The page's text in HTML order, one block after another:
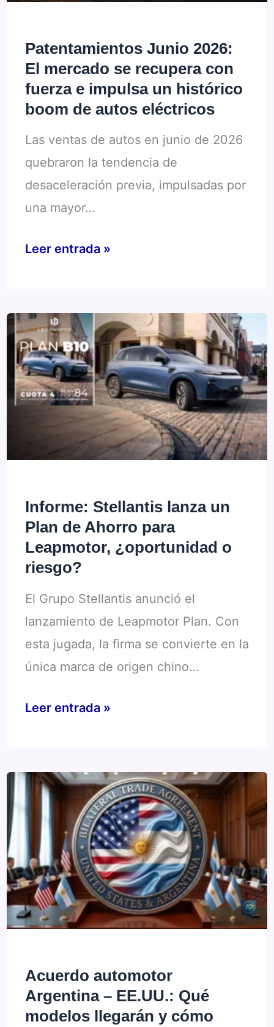
rojo
pero
las
Patentamientos Junio 2026:
El mercado se recupera con
fuerza e impulsa un histórico
boom de autos eléctricos
Las ventas de autos en junio de 2026
quebraron la tendencia de
desaceleración previa, impulsadas por
una mayor…
Patentamientos
El
mercado
se
recupera
con
fuerza
un
histórico
boom
de
Leer entrada »
Informe: Stellantis lanza un
Plan de Ahorro para
Leapmotor, ¿oportunidad o
riesgo?
El Grupo Stellantis anunció el
lanzamiento de Leapmotor Plan. Con
esta jugada, la firma se convierte en la
única marca de origen chino…
Informe:
un
Plan
de
Ahorro
para
Leapmotor,
¿oportunidad
o
Leer entrada »
Acuerdo automotor
Argentina – EE.UU.: Qué
modelos llegarán y cómo